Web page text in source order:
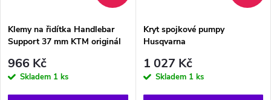
Klemy na řidítka Handlebar
Support 37 mm KTM originál
966 Kč
Skladem 1 ks
Kryt spojkové pumpy
Husqvarna
1 027 Kč
Skladem 1 ks